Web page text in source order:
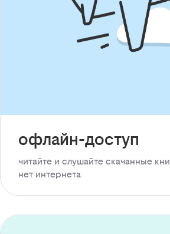
офлайн-доступ
читайте и слушайте скачанные
нет интернета